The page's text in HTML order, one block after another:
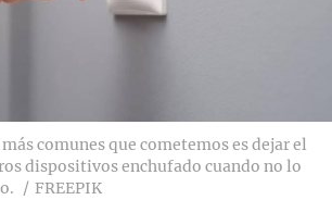
comunes que cometemos es dejar el
dispositivos enchufado cuando no lo
FREEPIK